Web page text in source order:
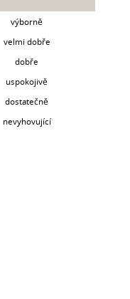
výborně
velmi dobře
dobře
uspokojivě
dostatečně
nevyhovující